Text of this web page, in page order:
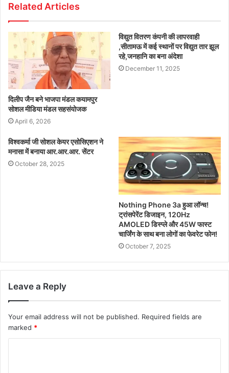
Related Articles
दिलीप जैन बने भाजपा मंडल कयामपुर
सोशल मीडिया मंडल सहसंयोजक
April 6, 2026
विद्युत वितरण कंपनी की लापरवाही
,सीतामऊ में कई स्थानों पर विद्युत तार झूल
रहे,जनहानि का बना अंदेशा
December 11, 2025
विश्वकर्मा जी सोशल केयर एसोसिएशन ने
मनासा में बनाया आर.आर.आर. सेंटर
October 28, 2025
Nothing Phone 3a हुआ लॉन्च!
ट्रांसपेरेंट डिजाइन, 120Hz
AMOLED डिस्प्ले और 45W फास्ट
चार्जिंग के साथ बना लोगों का फेवरेट फोन!
October 7, 2025
Leave a Reply
Your email address will not be published. Required fields are
marked *